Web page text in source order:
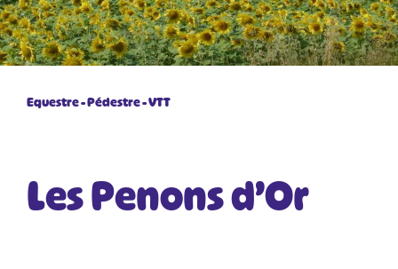
Equestre Pédestre VTT
Les Penons d’Or